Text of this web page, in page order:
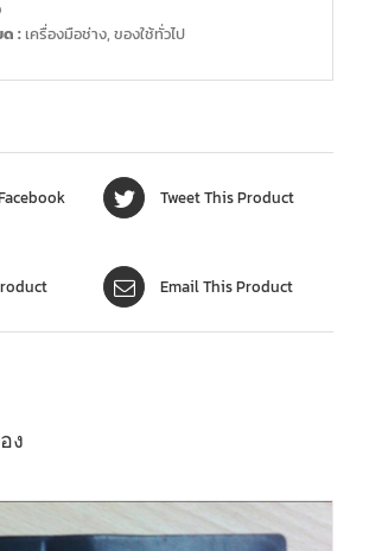
ด :เครื่องมือช่าง, ของใช้ทั่วไป
Tweet This Product
Email This Product
ง